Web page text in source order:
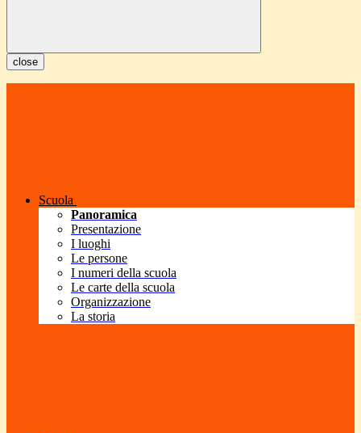
close
Scuola
Panoramica
Presentazione
I luoghi
Le persone
I numeri della scuola
Le carte della scuola
Organizzazione
La storia